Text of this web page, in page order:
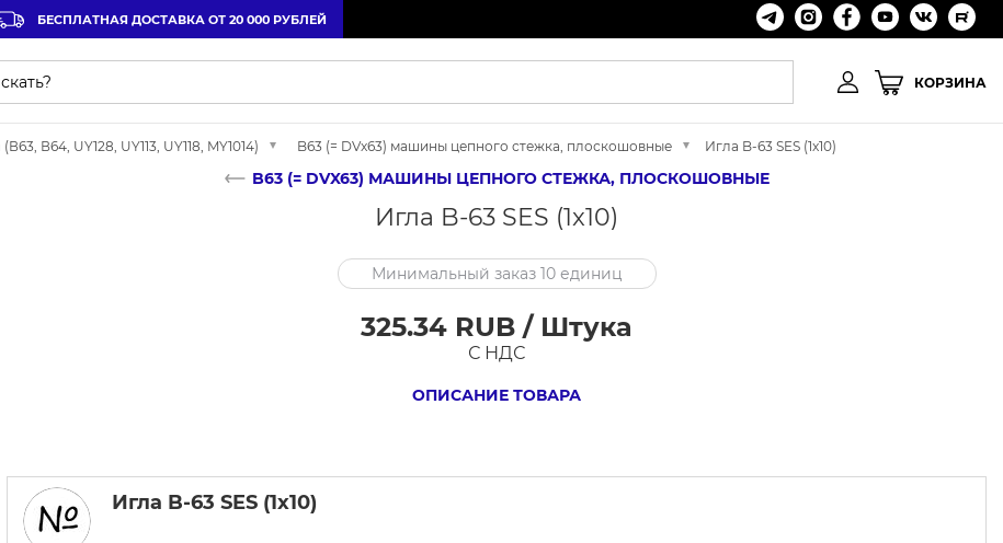
БЕСПЛАТНАЯ ДОСТАВКА ОТ 20 000 РУБЛЕЙ
КОРЗИНА
В64, UY128, UY113, UY118, MY1014) B63 (= DVx63) машины цепного стежка, плоскошовные Игла B-63 SES (1x10)
B63 (= DVX63) МАШИНЫ ЦЕПНОГО СТЕЖКА, ПЛОСКОШОВНЫЕ
Игла B-63 SES (1x10)
Минимальный заказ 10 единиц
325.34 RUB / Штука
С НДС
ОПИСАНИЕ ТОВАРА
Игла B-63 SES (1x10)